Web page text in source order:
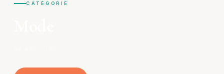
CATÉGORIE